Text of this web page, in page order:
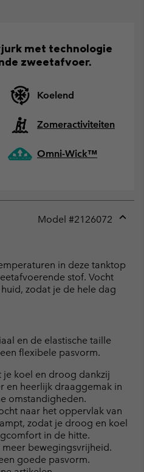
met technologie
zweetafvoer.
Koelend
Zomeractiviteiten
Omni-Wick™
Model #2126072
in deze tanktop
stof. Vocht
zodat je de hele dag
en de elastische taille
flexibele pasvorm.
koel en droog dankzij
en heerlijk draaggemak in
omstandigheden.
naar het oppervlak van
zodat je droog en koel
in de hitte.
bewegingsvrijheid.
goede pasvorm.